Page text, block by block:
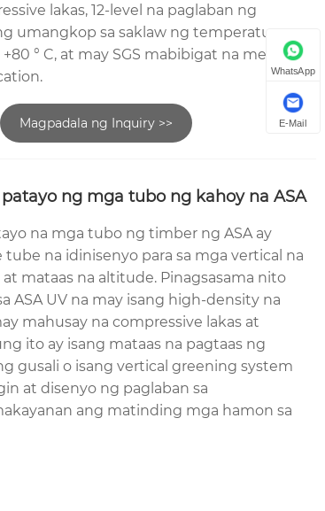
lakas, 12-level na paglaban ng
umangkop sa saklaw ng temperatura ng
° C, at may SGS mabibigat na metal-
Magpadala ng Inquiry >>
ng mga tubo ng kahoy na ASA
na mga tubo ng timber ng ASA ay
na idinisenyo para sa mga vertical na
mataas na altitude. Pinagsasama nito
ASA UV na may isang high-density na
mahusay na compressive lakas at
ito ay isang mataas na pagtaas ng
gusali o isang vertical greening system
at disenyo ng paglaban sa
ang matinding mga hamon sa
WhatsApp
E-Mail